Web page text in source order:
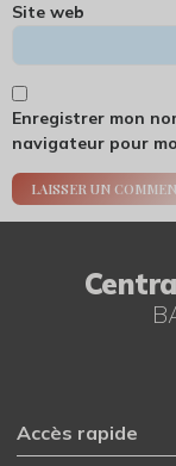
Site web
Enregistrer mon
navigateur pour
Accès rapide